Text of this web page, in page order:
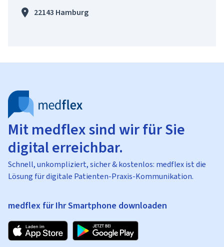
22143 Hamburg
Mit medflex sind wir für Sie
digital erreichbar.
Schnell, unkompliziert, sicher & kostenlos: medflex ist die
Lösung für digitale Patienten-Praxis-Kommunikation.
medflex für Ihr Smartphone downloaden